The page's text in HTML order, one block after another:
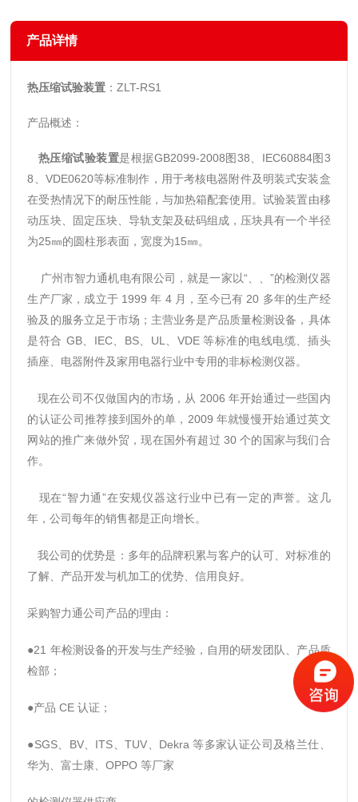
产品详情
热压缩试验装置 ：ZLT-RS1
产品概述：
热压缩试验装置是根据GB2099-2008图38、IEC60884图3
8、VDE0620等标准制作，用于考核电器附件及明装式安装盒
在受热情况下的耐压性能，与加热箱配套使用。试验装置由移
动压块、固定压块、导轨支架及砝码组成，压块具有一个半径
为25㎜的圆柱形表面，宽度为15㎜。
广州市智力通机电有限公司，就是一家以“、、”的检测仪器
生产厂家，成立于 1999 年 4 月，至今已有 20 多年的生产经
验及的服务立足于市场；主营业务是产品质量检测设备，具体
是符合 GB、IEC、BS、UL、VDE 等标准的电线电缆、插头
插座、电器附件及家用电器行业中专用的非标检测仪器。
现在公司不仅做国内的市场，从 2006 年开始通过一些国内
的认证公司推荐接到国外的单，2009 年就慢慢开始通过英文
网站的推广来做外贸，现在国外有超过 30 个的国家与我们合
作。
现在“智力通”在安规仪器这行业中已有一定的声誉。这几
年，公司每年的销售都是正向增长。
我公司的优势是：多年的品牌积累与客户的认可、对标准的
了解、产品开发与机加工的优势、信用良好。
采购智力通公司产品的理由：
●21 年检测设备的开发与生产经验，自用的研发团队、产品质
检部；
●产品 CE 认证；
●SGS、BV、ITS、TUV、Dekra 等多家认证公司及格兰仕、
华为、富士康、OPPO 等厂家